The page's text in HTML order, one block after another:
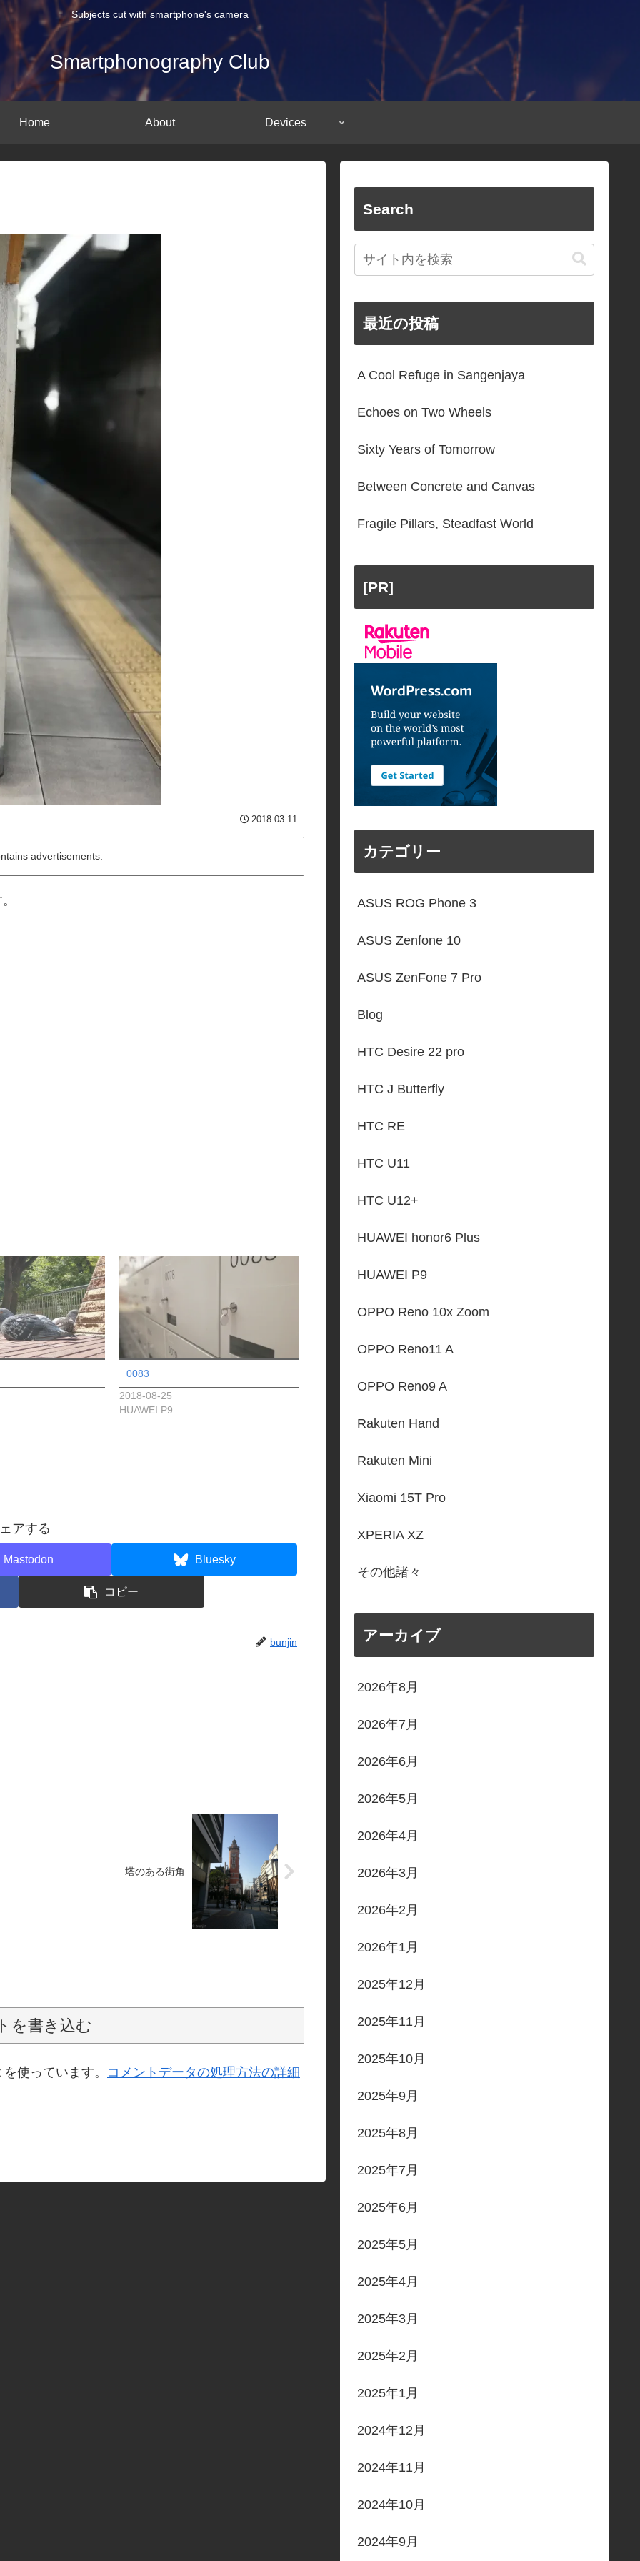
Subjects cut with smartphone's camera
Smartphonography Club
Home About Devices
2018.03.11
advertisements.
0083
2018-08-25
HUAWEI P9
アする
Mastodon Bluesky
コピー
bunjin
塔のある街角
を書き込む
使っています。 コメントデータの処理方法の詳細
Search
最近の投稿
A Cool Refuge in Sangenjaya
Echoes on Two Wheels
Sixty Years of Tomorrow
Between Concrete and Canvas
Fragile Pillars, Steadfast World
[PR]
カテゴリー
ASUS ROG Phone 3
ASUS Zenfone 10
ASUS ZenFone 7 Pro
Blog
HTC Desire 22 pro
HTC J Butterfly
HTC RE
HTC U11
HTC U12+
HUAWEI honor6 Plus
HUAWEI P9
OPPO Reno 10x Zoom
OPPO Reno11 A
OPPO Reno9 A
Rakuten Hand
Rakuten Mini
Xiaomi 15T Pro
XPERIA XZ
その他諸々
アーカイブ
2026年8月
2026年7月
2026年6月
2026年5月
2026年4月
2026年3月
2026年2月
2026年1月
2025年12月
2025年11月
2025年10月
2025年9月
2025年8月
2025年7月
2025年6月
2025年5月
2025年4月
2025年3月
2025年2月
2025年1月
2024年12月
2024年11月
2024年10月
2024年9月